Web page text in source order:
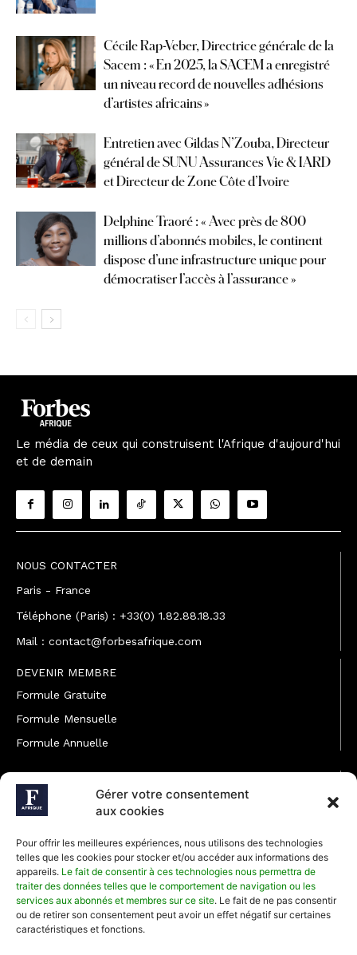
Gérer votre consentement
aux cookies
Pour offrir les meilleures expériences, nous utilisons des technologies
telles que les cookies pour stocker et/ou accéder aux informations des
appareils. Le fait de consentir à ces technologies nous permettra de
traiter des données telles que le comportement de navigation ou les
services aux abonnés et membres sur ce site. Le fait de ne pas consentir
ou de retirer son consentement peut avoir un effet négatif sur certaines
caractéristiques et fonctions.
Cécile Rap-Veber, Directrice générale de la
Sacem : « En 2025, la SACEM a enregistré
un niveau record de nouvelles adhésions
d’artistes africains »
Entretien avec Gildas N’Zouba, Directeur
général de SUNU Assurances Vie & IARD
et Directeur de Zone Côte d’Ivoire
Delphine Traoré : « Avec près de 800
millions d’abonnés mobiles, le continent
dispose d’une infrastructure unique pour
démocratiser l’accès à l’assurance »
Le média de ceux qui construisent l'Afrique d'aujourd'hui
et de demain
NOUS CONTACTER
Paris - France
Téléphone (Paris) : +33(0) 1.82.88.18.33
Mail : contact@forbesafrique.com
DEVENIR MEMBRE
Formule Gratuite
Formule Mensuelle
Formule Annuelle
JOINDRE L'ÉQUIPE
Rédaction
Développement commercial
Communiquer avec Forbes Afrique
Média Kit 2026